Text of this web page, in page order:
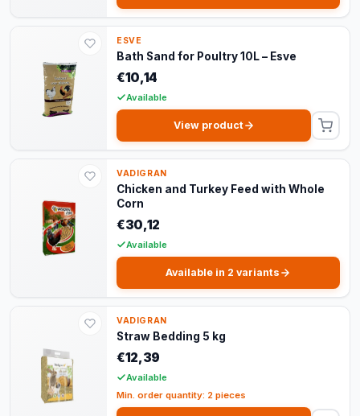
ESVE
Bath Sand for Poultry 10L – Esve
€10,14
Available
View product
VADIGRAN
Chicken and Turkey Feed with Whole
Corn
€30,12
Available
Available in 2 variants
VADIGRAN
Straw Bedding 5 kg
€12,39
Available
Min. order quantity: 2 pieces